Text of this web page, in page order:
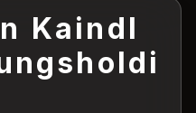
Kaindl